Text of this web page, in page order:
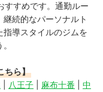
すすめです。通勤ルー
続的なパーソナルト
指導スタイルのジムを
ちら】
八王子 麻布十番
中